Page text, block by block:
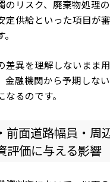
のリスク、廃棄物処理
定供給といった項目が
差異を理解しないまま
金融機関から予期しな
るのです。
前面道路幅員・周
評価に与える影響